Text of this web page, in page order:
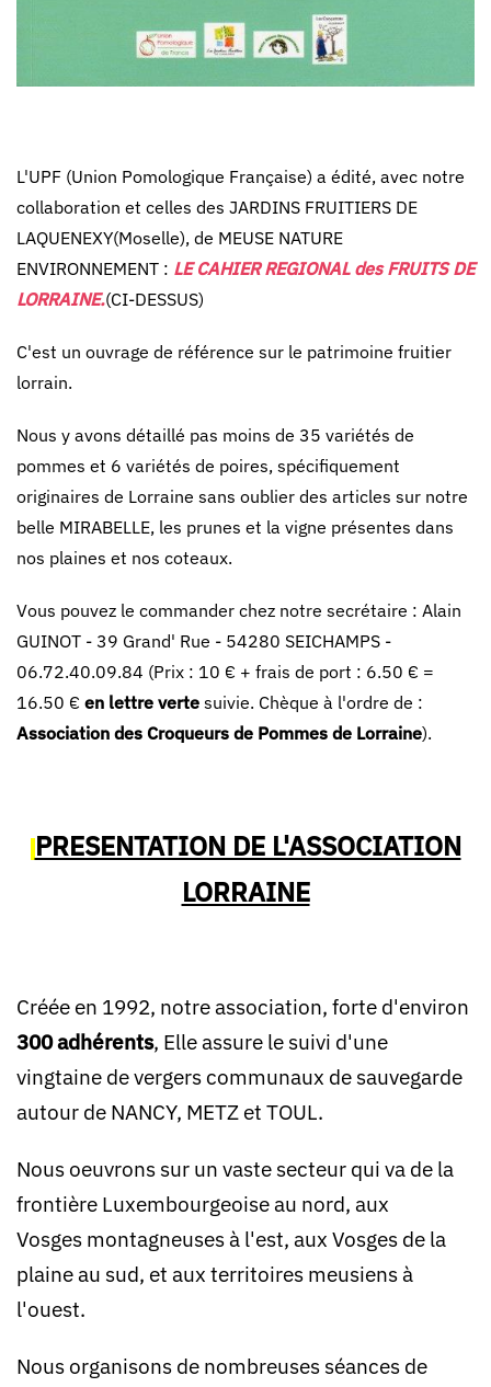
L'UPF (Union Pomologique Française) a édité, avec notre
collaboration et celles des JARDINS FRUITIERS DE
LAQUENEXY(Moselle), de MEUSE NATURE
ENVIRONNEMENT : LE CAHIER REGIONAL des FRUITS DE
LORRAINE.(CI-DESSUS)
C'est un ouvrage de référence sur le patrimoine fruitier
lorrain.
Nous y avons détaillé pas moins de 35 variétés de
pommes et 6 variétés de poires, spécifiquement
originaires de Lorraine sans oublier des articles sur notre
belle MIRABELLE, les prunes et la vigne présentes dans
nos plaines et nos coteaux.
Vous pouvez le commander chez notre secrétaire : Alain
GUINOT - 39 Grand' Rue - 54280 SEICHAMPS -
06.72.40.09.84 (Prix : 10 € + frais de port : 6.50 € =
16.50 € en lettre verte suivie. Chèque à l'ordre de :
Association des Croqueurs de Pommes de Lorraine).
PRESENTATION DE L'ASSOCIATION
LORRAINE
Créée en 1992, notre association, forte d'environ
300 adhérents, Elle assure le suivi d'une
vingtaine de vergers communaux de sauvegarde
autour de NANCY, METZ et TOUL.
Nous oeuvrons sur un vaste secteur qui va de la
frontière Luxembourgeoise au nord, aux
Vosges montagneuses à l'est, aux Vosges de la
plaine au sud, et aux territoires meusiens à
l'ouest.
Nous organisons de nombreuses séances de